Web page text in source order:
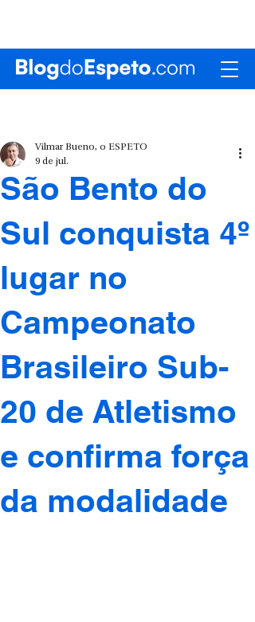
São Bento do
Sul conquista 4º
lugar no
Campeonato
Brasileiro Sub-
20 de Atletismo
e confirma força
da modalidade
Vilmar Bueno, o ESPETO
9 de jul.